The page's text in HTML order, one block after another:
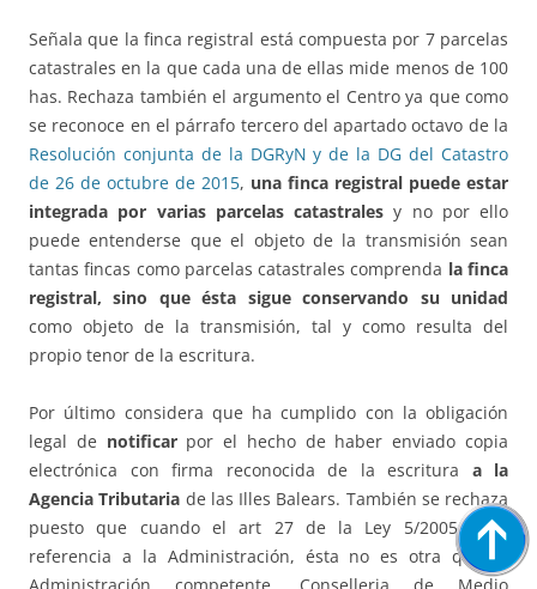
Señala que la finca registral está compuesta por 7 parcelas
catastrales en la que cada una de ellas mide menos de 100
has. Rechaza también el argumento el Centro ya que como
se reconoce en el párrafo tercero del apartado octavo de la
Resolución conjunta de la DGRyN y de la DG del Catastro
de 26 de octubre de 2015, una finca registral puede estar
integrada por varias parcelas catastrales y no por ello
puede entenderse que el objeto de la transmisión sean
tantas fincas como parcelas catastrales comprenda la finca
registral, sino que ésta sigue conservando su unidad
como objeto de la transmisión, tal y como resulta del
propio tenor de la escritura.
Por último considera que ha cumplido con la obligación
legal de notificarpor el hecho de haber enviado copia
electrónica con firma reconocida de la escritura a la
Agencia Tributaria de las Illes Balears. También se rechaza
puesto que cuando el art 27 de la Ley 5/2005 hace
referencia a la Administración, ésta no es otra que la